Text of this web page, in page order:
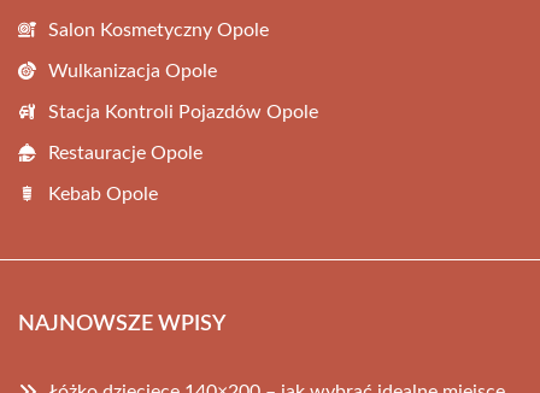
Salon Kosmetyczny Opole
Wulkanizacja Opole
Stacja Kontroli Pojazdów Opole
Restauracje Opole
Kebab Opole
NAJNOWSZE WPISY